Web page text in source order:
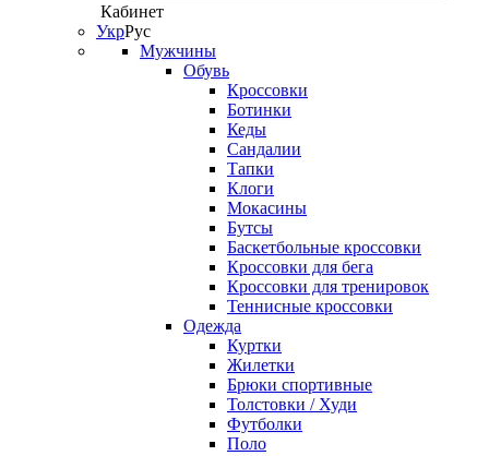
Кабинет
УкрРус
Мужчины
Обувь
Кроссовки
Ботинки
Кеды
Сандалии
Тапки
Клоги
Мокасины
Бутсы
Баскетбольные кроссовки
Кроссовки для бега
Кроссовки для тренировок
Теннисные кроссовки
Одежда
Куртки
Жилетки
Брюки спортивные
Толстовки / Худи
Футболки
Поло